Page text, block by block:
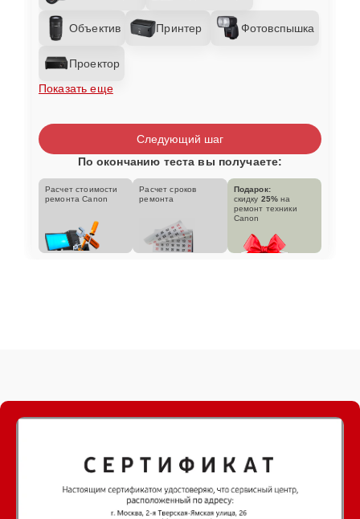
Объектив Принтер Фотовспышка
Проектор
Показать еще
Следующий шаг
По окончанию теста вы получаете:
Расчет стоимости
ремонта Canon
Расчет сроков
ремонта
Подарок:
скидку 25% на
ремонт техники
Canon